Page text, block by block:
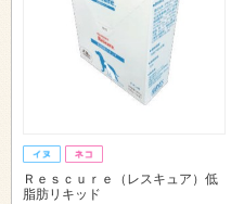
Ｒｅｓｃｕｒｅ（レスキュア）低
脂肪リキッド